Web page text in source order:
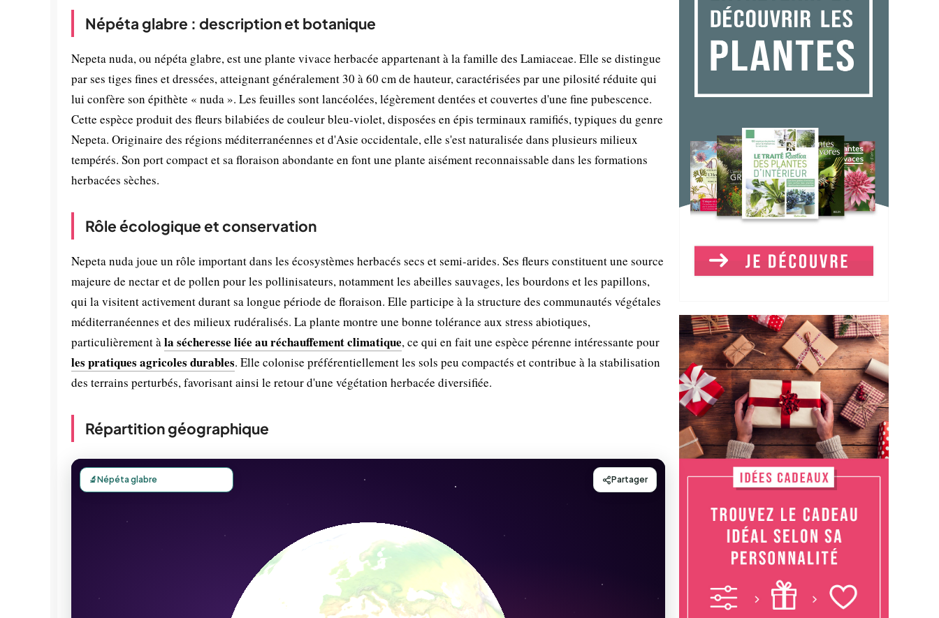
Népéta glabre : description et botanique
Nepeta nuda, ou népéta glabre, est une plante vivace herbacée appartenant à la famille des Lamiaceae. Elle se distingue
par ses tiges fines et dressées, atteignant généralement 30 à 60 cm de hauteur, caractérisées par une pilosité réduite qui
lui confère son épithète « nuda ». Les feuilles sont lancéolées, légèrement dentées et couvertes d'une fine pubescence.
Cette espèce produit des fleurs bilabiées de couleur bleu-violet, disposées en épis terminaux ramifiés, typiques du genre
Nepeta. Originaire des régions méditerranéennes et d'Asie occidentale, elle s'est naturalisée dans plusieurs milieux
tempérés. Son port compact et sa floraison abondante en font une plante aisément reconnaissable dans les formations
herbacées sèches.
Rôle écologique et conservation
Nepeta nuda joue un rôle important dans les écosystèmes herbacés secs et semi-arides. Ses fleurs constituent une source
majeure de nectar et de pollen pour les pollinisateurs, notamment les abeilles sauvages, les bourdons et les papillons,
qui la visitent activement durant sa longue période de floraison. Elle participe à la structure des communautés végétales
méditerranéennes et des milieux rudéralisés. La plante montre une bonne tolérance aux stress abiotiques,
particulièrement àla sécheresse liée au réchauffement climatique, ce qui en fait une espèce pérenne intéressante pour
les pratiques agricoles durables. Elle colonise préférentiellement les sols peu compactés et contribue à la stabilisation
des terrains perturbés, favorisant ainsi le retour d'une végétation herbacée diversifiée.
Répartition géographique